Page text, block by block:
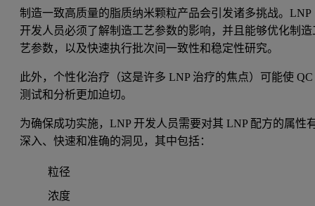
制造一致高质量的脂质纳米颗粒产品会引发诸多挑战。LNP
开发人员必须了解制造工艺参数的影响，并且能够优化制造
艺参数，以及快速执行批次间一致性和稳定性研究。
此外，个性化治疗（这是许多 LNP 治疗的焦点）可能使 QC
测试和分析更加迫切。
为确保成功实施，LNP 开发人员需要对其 LNP 配方的属性
深入、快速和准确的洞见，其中包括：
粒径
浓度